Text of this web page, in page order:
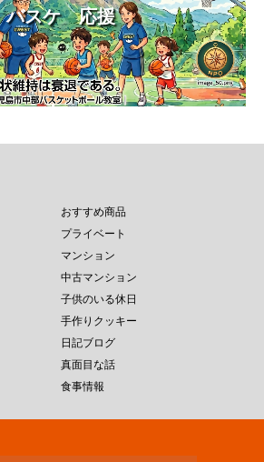
バスケ 応援
おすすめ商品
プライベート
マンション
中古マンション
子供のいる休日
手作りクッキー
日記ブログ
真面目な話
食事情報